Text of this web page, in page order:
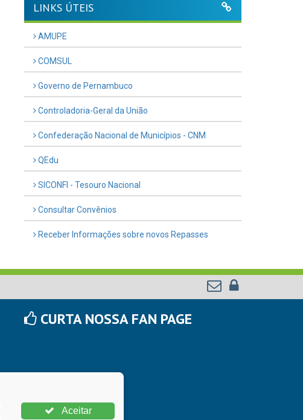
LINKS ÚTEIS
AMUPE
COMSUL
Governo de Pernambuco
Controladoria-Geral da União
Confederação Nacional de Municípios - CNM
QEdu
SICONFI - Tesouro Nacional
Consultar Convênios
Receber Informações sobre novos Repasses
CURTA NOSSA FAN PAGE
Aceitar